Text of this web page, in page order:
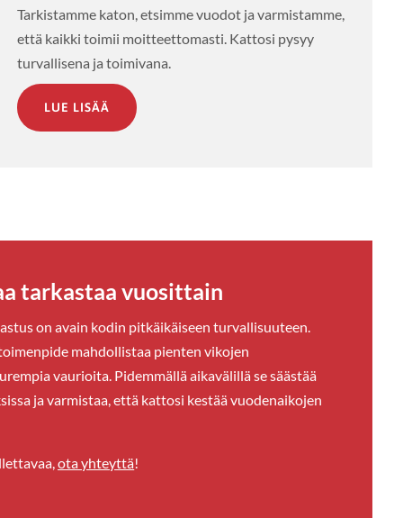
Tarkistamme katon, etsimme vuodot ja varmistamme,
että kaikki toimii moitteettomasti. Kattosi pysyy
turvallisena ja toimivana.
LUE LISÄÄ
tarkastaa vuosittain
on avain kodin pitkäikäiseen turvallisuuteen.
mahdollistaa pienten vikojen
vaurioita. Pidemmällä aikavälillä se säästää
ja varmistaa, että kattosi kestää vuodenaikojen
ota yhteyttä!